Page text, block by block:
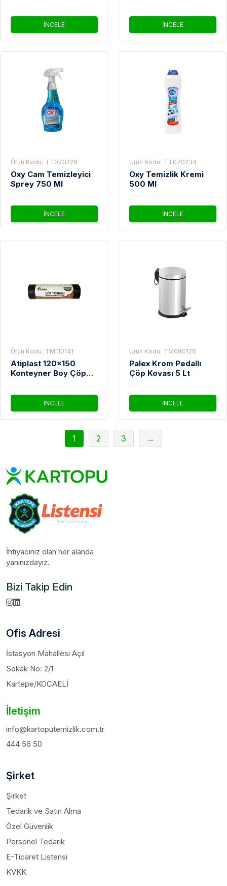
İNCELE İNCELE
Ürün Kodu: TT070226
Oxy Cam Temizleyici
Sprey 750 Ml
İNCELE
Ürün Kodu: TT070234
Oxy Temizlik Kremi
500 Ml
İNCELE
Ürün Kodu: TM110141
Atiplast 120x150
Konteyner Boy Çöp
İNCELE
Ürün Kodu: TM080126
Palex Krom Pedallı
Çöp Kovası 5 Lt
İNCELE
1 2 3 →
İhtiyacınız olan her alanda
yanınızdayız.
Bizi Takip Edin
Ofis Adresi
İstasyon Mahallesi Açıl
Sokak No: 2/1
Kartepe/KOCAELİ
İletişim
info@kartoputemizlik.com.tr
444 56 50
Şirket
Şirket
Tedarik ve Satın Alma
Özel Güvenlik
Personel Tedarik
E-Ticaret Listensi
KVKK